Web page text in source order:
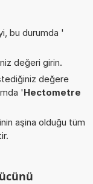
bu durumda '
değeri girin.
değere
'Hectometre
aşina olduğu tüm